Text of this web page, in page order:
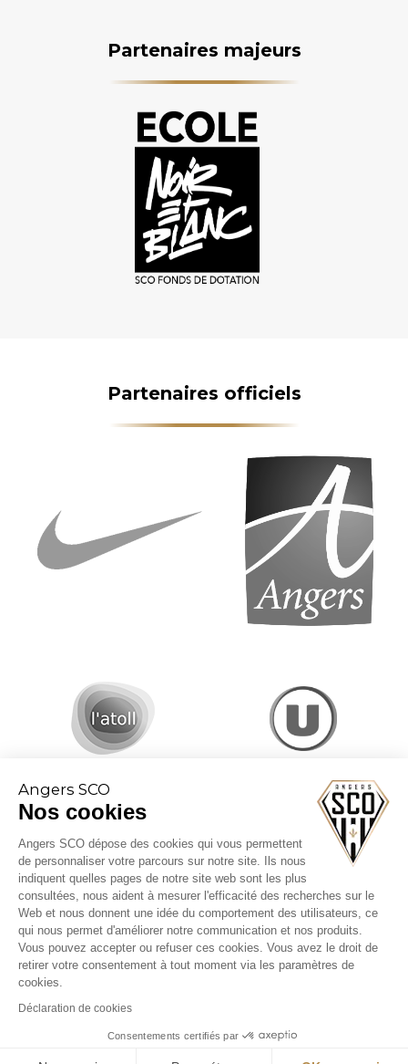
Angers SCO
Nos cookies
Angers SCO dépose des cookies qui vous permettent
de personnaliser votre parcours sur notre site. Ils nous
indiquent quelles pages de notre site web sont les plus
consultées, nous aident à mesurer l'efficacité des recherches sur le
Web et nous donnent une idée du comportement des utilisateurs, ce
qui nous permet d'améliorer notre communication et nos produits.
Vous pouvez accepter ou refuser ces cookies. Vous avez le droit de
retirer votre consentement à tout moment via les paramètres de
cookies.
Déclaration de cookies
Consentements certifiés par
Partenaires majeurs
Partenaires officiels
CGV billetterie
Mentions légales
Politique cookies